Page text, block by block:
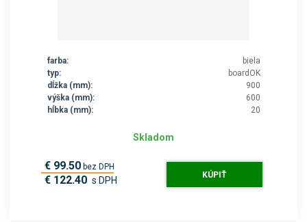
farba:
biela
typ:
boardOK
dĺžka (mm):
900
výška (mm):
600
hĺbka (mm):
20
Skladom
€ 99.50 bez DPH
€ 122.40 s DPH KÚPIŤ